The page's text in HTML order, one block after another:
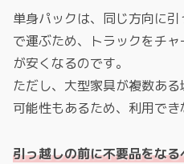
単身パックは、同じ方向に
で運ぶため、トラックをチ
が安くなるのです。
ただし、大型家具が複数あ
可能性もあるため、利用でき
引っ越しの前に不要品をな